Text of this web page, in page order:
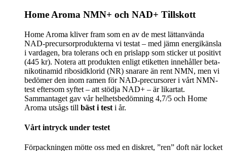
Home Aroma NMN+ och NAD+ Tillskott
Home Aroma kliver fram som en av de mest lättanvända
NAD-precursorprodukterna vi testat – med jämn energikänsla
i vardagen, bra tolerans och en prislapp som sticker ut positivt
(445 kr). Notera att produkten enligt etiketten innehåller beta-
nikotinamid ribosidklorid (NR) snarare än rent NMN, men vi
bedömer den inom ramen för NAD-precursorer i vårt NMN-
test eftersom syftet – att stödja NAD+ – är likartat.
Sammantaget gav vår helhetsbedömning 4,7/5 och Home
Aroma utsågs till bäst i test i år.
Vårt intryck under testet
Förpackningen mötte oss med en diskret, ”ren” doft när locket